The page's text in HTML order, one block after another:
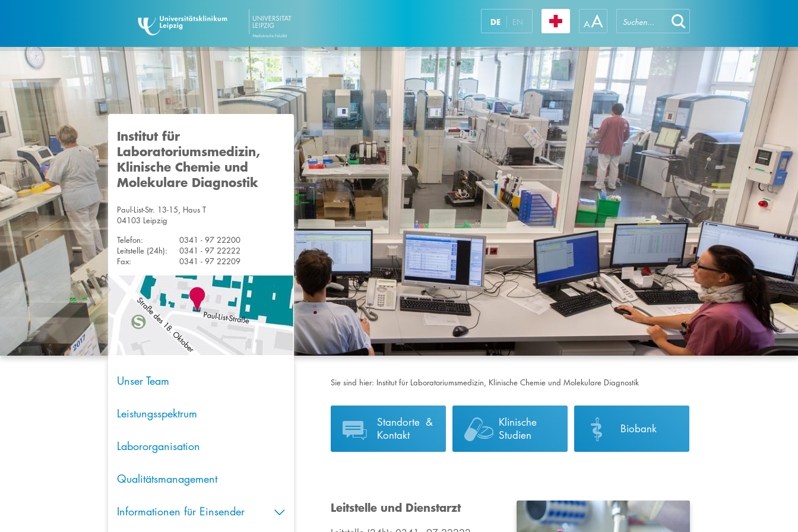
DE EN
Institut für
Laboratoriumsmedizin,
Klinische Chemie und
Molekulare Diagnostik
Paul-List-Str. 13-15, Haus T
04103 Leipzig
Telefon:
0341 - 97 22200
Leitstelle (24h):
0341 - 97 22222
Fax:
0341 - 97 22209
Unser Team
Leistungsspektrum
Labororganisation
Qualitätsmanagement
Informationen für Einsender
Sie sind hier: Institut für Laboratoriumsmedizin, Klinische Chemie und Molekulare Diagnostik
Standorte &
Kontakt
Klinische
Studien
Biobank
Leitstelle und Dienstarzt